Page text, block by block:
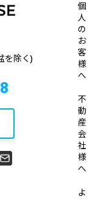
を除く)
個
人
の
お
客
様
へ
不
動
産
会
社
様
へ
よ